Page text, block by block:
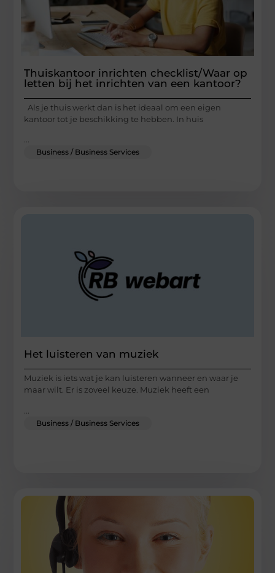
Thuiskantoor inrichten checklist/Waar op
letten bij het inrichten van een kantoor?
Als je thuis werkt dan is het ideaal om een eigen
kantoor tot je beschikking te hebben. In huis
...
Business / Business Services
Het luisteren van muziek
Muziek is iets wat je kan luisteren wanneer en waar je
maar wilt. Er is zoveel keuze. Muziek heeft een
Business / Business Services